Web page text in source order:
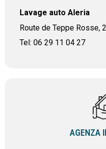
Lavage auto Aleria
Route de Teppe Rosse,
Tel: 06 29 11 04 27
AGENZA